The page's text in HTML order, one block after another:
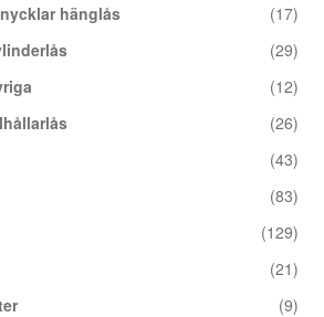
hänglås
(17)
(29)
(12)
(26)
(43)
(83)
(129)
(21)
(9)